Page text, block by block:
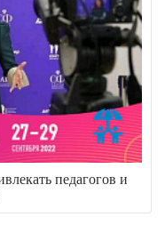
педагогов и